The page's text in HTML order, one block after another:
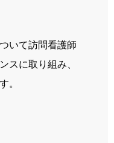
いて訪問看護師
スに取り組み、
。